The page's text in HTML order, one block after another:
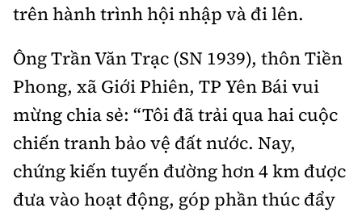
trên hành trình hội nhập và đi lên.
Ông Trần Văn Trạc (SN 1939), thôn Tiền
Phong, xã Giới Phiên, TP Yên Bái vui
mừng chia sẻ: “Tôi đã trải qua hai cuộc
chiến tranh bảo vệ đất nước. Nay,
chứng kiến tuyến đường hơn 4 km được
đưa vào hoạt động, góp phần thúc đẩy